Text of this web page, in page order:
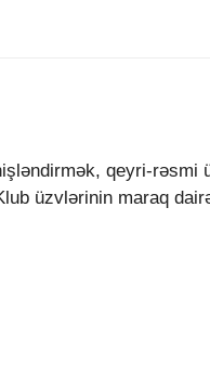
qeyri-rəsmi
üzvlərinin maraq